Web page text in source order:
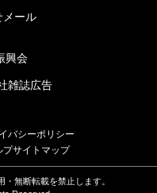
メール
興会
雑誌広告
バシーポリシー
プサイトマップ
無断転載を禁止します。